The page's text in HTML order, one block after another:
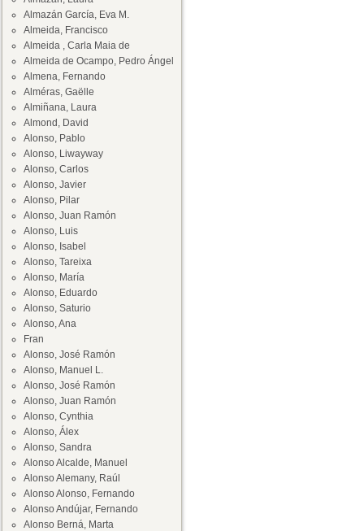
Almazán García, Eva M.
Almeida, Francisco
Almeida , Carla Maia de
Almeida de Ocampo, Pedro Ángel
Almena, Fernando
Alméras, Gaëlle
Almiñana, Laura
Almond, David
Alonso, Pablo
Alonso, Liwayway
Alonso, Carlos
Alonso, Javier
Alonso, Pilar
Alonso, Juan Ramón
Alonso, Luis
Alonso, Isabel
Alonso, Tareixa
Alonso, María
Alonso, Eduardo
Alonso, Saturio
Alonso, Ana
Fran
Alonso, José Ramón
Alonso, Manuel L.
Alonso, José Ramón
Alonso, Juan Ramón
Alonso, Cynthia
Alonso, Álex
Alonso, Sandra
Alonso Alcalde, Manuel
Alonso Alemany, Raúl
Alonso Alonso, Fernando
Alonso Andújar, Fernando
Alonso Berná, Marta